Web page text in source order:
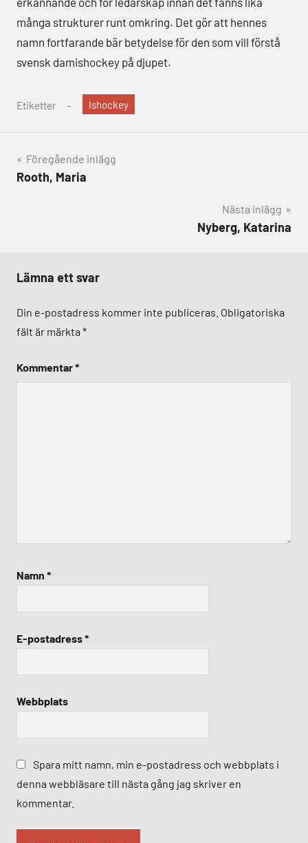
många strukturer runt omkring. Det gör att hennes
namn fortfarande bär betydelse för den som vill förstå
svensk damishockey på djupet.
Etiketter Ishockey
Inläggsnavigering
Föregående inlägg
Rooth, Maria
Nästa inlägg
Nyberg, Katarina
Lämna ett svar
Din e-postadress kommer inte publiceras. Obligatoriska
fält är märkta *
Kommentar*
Namn *
E-postadress*
Webbplats
Spara mitt namn, min e-postadress och webbplats i
denna webbläsare till nästa gång jag skriver en
kommentar.